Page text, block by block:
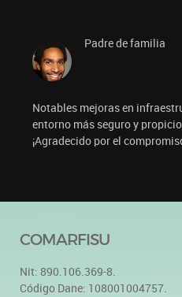
Padre de familia
Notables mejoras en
entorno más seguro y
¡Agradecido por el
COMARFISU
Nit: 890.106.369-8.
Código Dane: 108001004757.